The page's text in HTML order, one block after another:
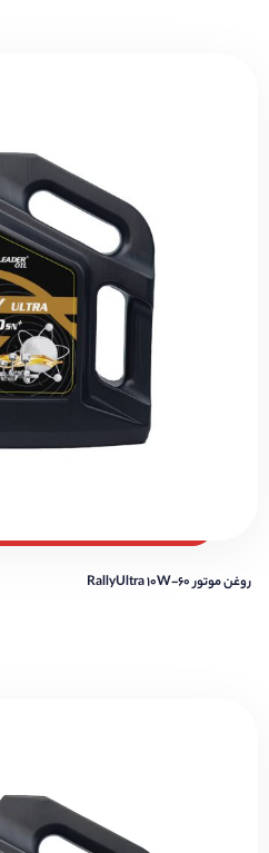
روغن موتور RallyUltra 10W-60